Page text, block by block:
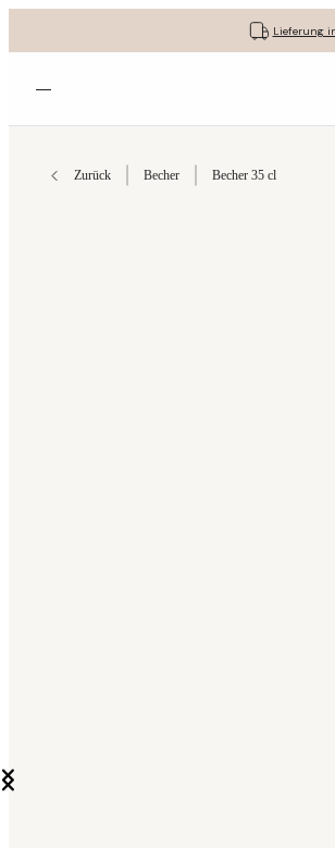
Lieferung
Menü öffnen
Zurück Becher Becher 35 cl